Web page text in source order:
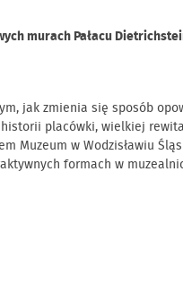
murach Pałacu
jak zmienia się sposób
placówki, wielkiej
Muzeum w Wodzisławiu
formach w